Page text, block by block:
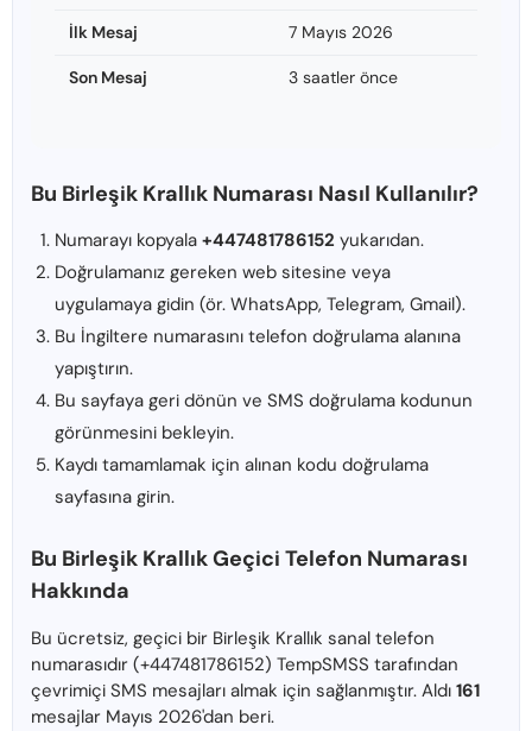
İlk Mesaj 7 Mayıs 2026
Son Mesaj 3 saatler önce
Bu Birleşik Krallık Numarası Nasıl Kullanılır?
Numarayı kopyala +447481786152 yukarıdan.
Doğrulamanız gereken web sitesine veya
uygulamaya gidin (ör. WhatsApp, Telegram, Gmail).
Bu İngiltere numarasını telefon doğrulama alanına
yapıştırın.
Bu sayfaya geri dönün ve SMS doğrulama kodunun
görünmesini bekleyin.
Kaydı tamamlamak için alınan kodu doğrulama
sayfasına girin.
Bu Birleşik Krallık Geçici Telefon Numarası
Hakkında
Bu ücretsiz, geçici bir Birleşik Krallık sanal telefon
numarasıdır (+447481786152) TempSMSS tarafından
çevrimiçi SMS mesajları almak için sağlanmıştır. Aldı 161
mesajlar Mayıs 2026'dan beri.